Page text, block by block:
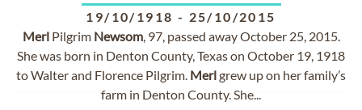
19/10/1918 - 25/10/2015
MerlPilgrim Newsom, 97, passed away October 25, 2015.
She was born in Denton County, Texas on October 19, 1918
to Walter and Florence Pilgrim. Merlgrew up on her family’s
farm in Denton County. She...